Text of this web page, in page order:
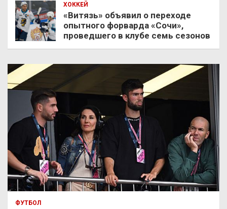
ХОККЕЙ
«Витязь» объявил о переходе
опытного форварда «Сочи»,
проведшего в клубе семь сезонов
ФУТБОЛ